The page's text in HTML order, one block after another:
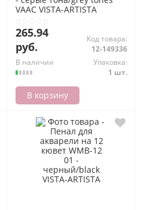
VAAC VISTA-ARTISTA
265.94
руб.
Код товара:
12-149336
В наличии
Упаковка:
1 шт.
В корзину